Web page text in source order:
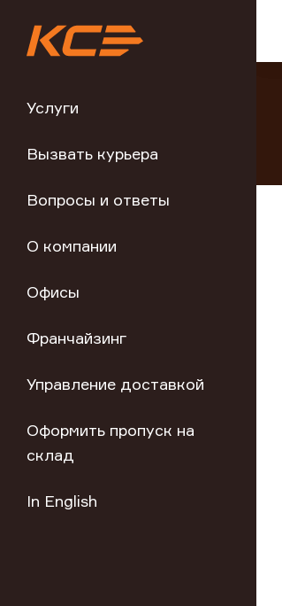
Услуги
Вызвать курьера
Вопросы и ответы
О компании
Офисы
Франчайзинг
Управление доставкой
Оформить пропуск на
склад
In English